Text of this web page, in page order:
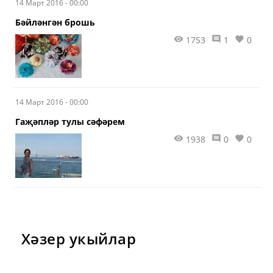
14 Март 2016 - 00:00
Бәйләнгән брошь
1753
1 0
14 Март 2016 - 00:00
Гаҗәпләр тулы сәфәрем
1938
0 0
Хәзер укыйлар